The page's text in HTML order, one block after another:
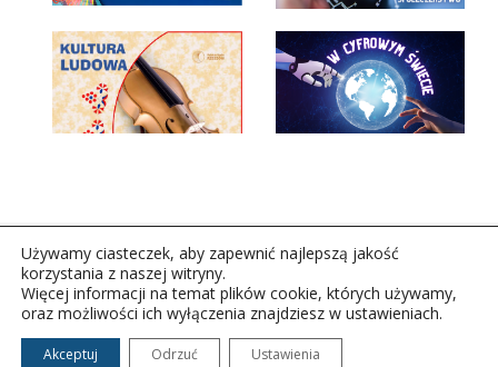
Copyright © 2026Polskie Radio Rzeszów S.A. w likwidacj.
Wszelkie prawa zastrzeżone.
Używamy ciasteczek, aby zapewnić najlepszą jakość
korzystania z naszej witryny.
Więcej informacji na temat plików cookie, których używamy,
oraz możliwości ich wyłączenia znajdziesz w ustawieniach.
Akceptuj Odrzuć Ustawienia